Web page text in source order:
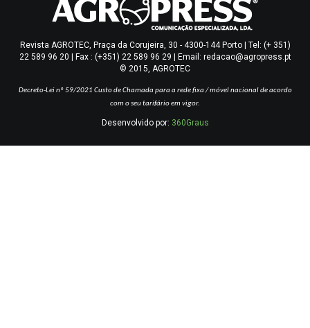
Revista AGROTEC, Praça da Corujeira, 30 - 4300-144 Porto | Tel: (+ 351)
22 589 96 20 | Fax : (+351) 22 589 96 29 | Email: redacao@agropress.pt
© 2015, AGROTEC
Decreto-Lei nº 59/2021 Custo de Chamada para a rede fixa / móvel nacional de acordo
com o seu tarifário em vigor.
Desenvolvido por: 360Graus